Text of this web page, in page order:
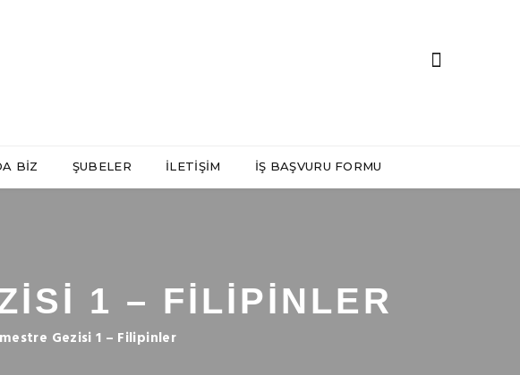
BIZ ŞUBELER İLETIŞIM İŞ BAŞVURU FORMU
1 – FILIPINLER
Gezisi 1 – Filipinler